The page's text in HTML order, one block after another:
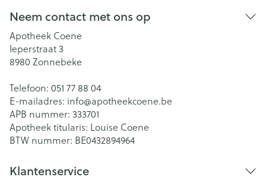
Neem contact met ons op
Apotheek Coene
Ieperstraat 3
8980 Zonnebeke
Telefoon: 051 77 88 04
E-mailadres: info@apotheekcoene.be
APB nummer: 333701
Apotheek titularis: Louise Coene
BTW nummer: BE0432894964
Klantenservice